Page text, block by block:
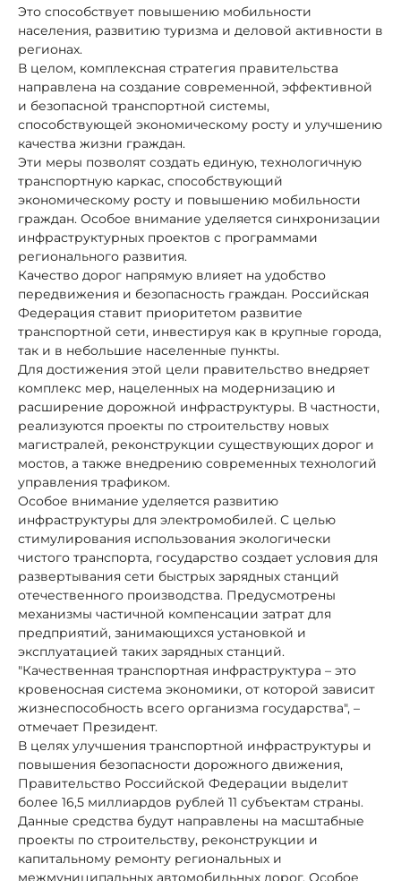
Это способствует повышению мобильности
населения, развитию туризма и деловой активности в
регионах.
В целом, комплексная стратегия правительства
направлена на создание современной, эффективной
и безопасной транспортной системы,
способствующей экономическому росту и улучшению
качества жизни граждан.
Эти меры позволят создать единую, технологичную
транспортную каркас, способствующий
экономическому росту и повышению мобильности
граждан. Особое внимание уделяется синхронизации
инфраструктурных проектов с программами
регионального развития.
Качество дорог напрямую влияет на удобство
передвижения и безопасность граждан. Российская
Федерация ставит приоритетом развитие
транспортной сети, инвестируя как в крупные города,
так и в небольшие населенные пункты.
Для достижения этой цели правительство внедряет
комплекс мер, нацеленных на модернизацию и
расширение дорожной инфраструктуры. В частности,
реализуются проекты по строительству новых
магистралей, реконструкции существующих дорог и
мостов, а также внедрению современных технологий
управления трафиком.
Особое внимание уделяется развитию
инфраструктуры для электромобилей. С целью
стимулирования использования экологически
чистого транспорта, государство создает условия для
развертывания сети быстрых зарядных станций
отечественного производства. Предусмотрены
механизмы частичной компенсации затрат для
предприятий, занимающихся установкой и
эксплуатацией таких зарядных станций.
"Качественная транспортная инфраструктура – это
кровеносная система экономики, от которой зависит
жизнеспособность всего организма государства", –
отмечает Президент.
В целях улучшения транспортной инфраструктуры и
повышения безопасности дорожного движения,
Правительство Российской Федерации выделит
более 16,5 миллиардов рублей 11 субъектам страны.
Данные средства будут направлены на масштабные
проекты по строительству, реконструкции и
капитальному ремонту региональных и
межмуниципальных автомобильных дорог. Особое